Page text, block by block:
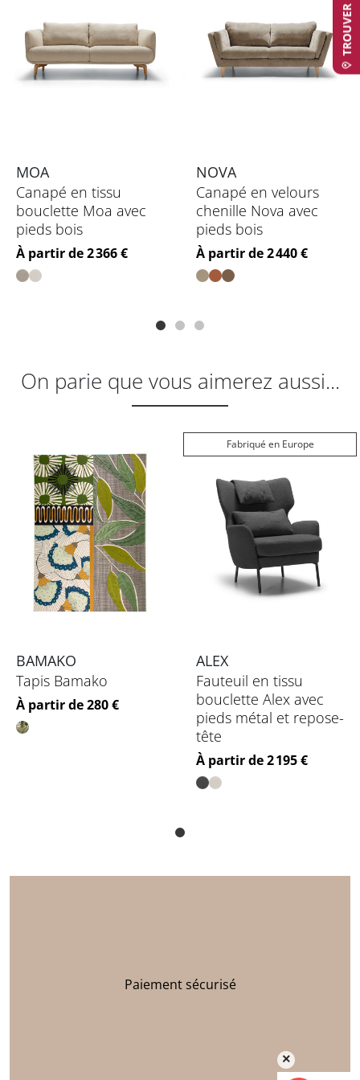
MOA
Canapé en tissu
bouclette Moa avec
pieds bois
Prix
À partir de 2 366 €
NOVA
Canapé en velours
chenille Nova avec
pieds bois
Prix
À partir de 2 440 €
On parie que vous aimerez aussi...
BAMAKO
Tapis Bamako
Prix
À partir de 280 €
Fabriqué en Europe
ALEX
Fauteuil en tissu
bouclette Alex avec
pieds métal et repose-
tête
Prix
À partir de 2 195 €
Paiement sécurisé
×